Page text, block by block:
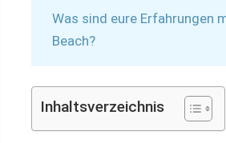
Was sind eure Erfahrungen
Beach?
Inhaltsverzeichnis